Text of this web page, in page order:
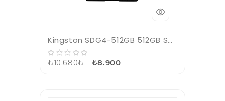
Kingston SDG4-512GB 512GB SDXC Canvas Go Plus Gen4 200MB-s C10 UHS-I U3 V30 Hafıza Kartı
₺10.680₺ ₺8.900